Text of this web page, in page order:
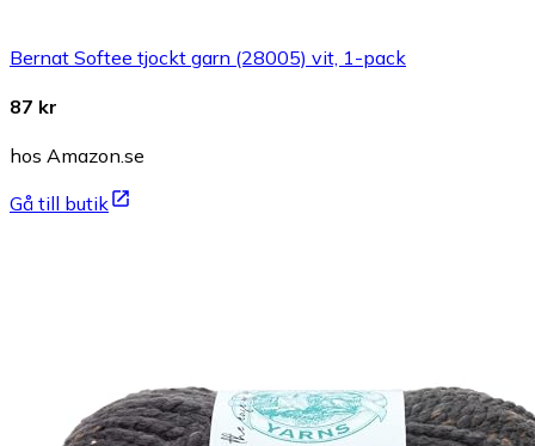
Bernat Softee tjockt garn (28005) vit, 1-pack
87 kr
hos Amazon.se
Gå till butik